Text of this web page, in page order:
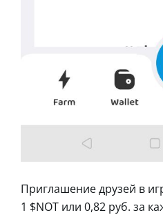
Приглашение друзей в
1 $NOT или 0,82 руб. за